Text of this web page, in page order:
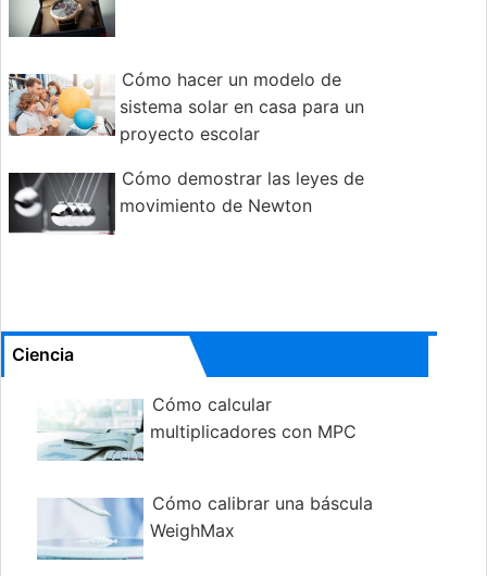
Cómo hacer un modelo de
sistema solar en casa para un
proyecto escolar
Cómo demostrar las leyes de
movimiento de Newton
Ciencia
Cómo calcular
multiplicadores con MPC
Cómo calibrar una báscula
WeighMax